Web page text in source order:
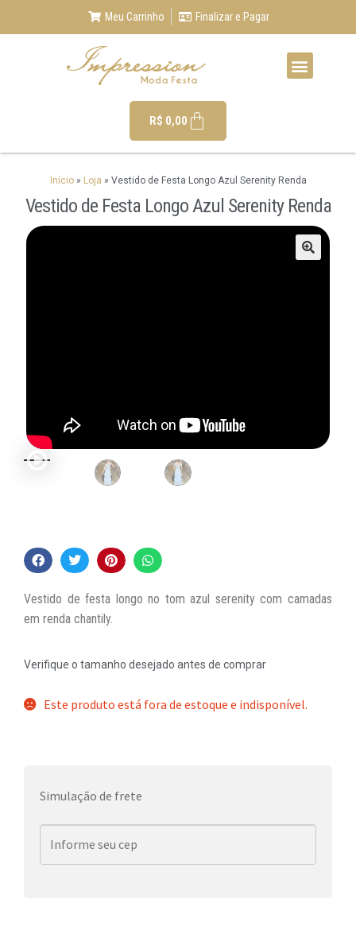
Meu Carrinho Finalizar e Pagar
R$ 0,00
Início» Loja » Vestido de Festa Longo Azul Serenity Renda
Vestido de Festa Longo Azul Serenity Renda
Vestido de festa longo no tom azul serenity com camadas
em renda chantily.
Verifique o tamanho desejado antes de comprar
Este produto está fora de estoque e indisponível.
Simulação de frete